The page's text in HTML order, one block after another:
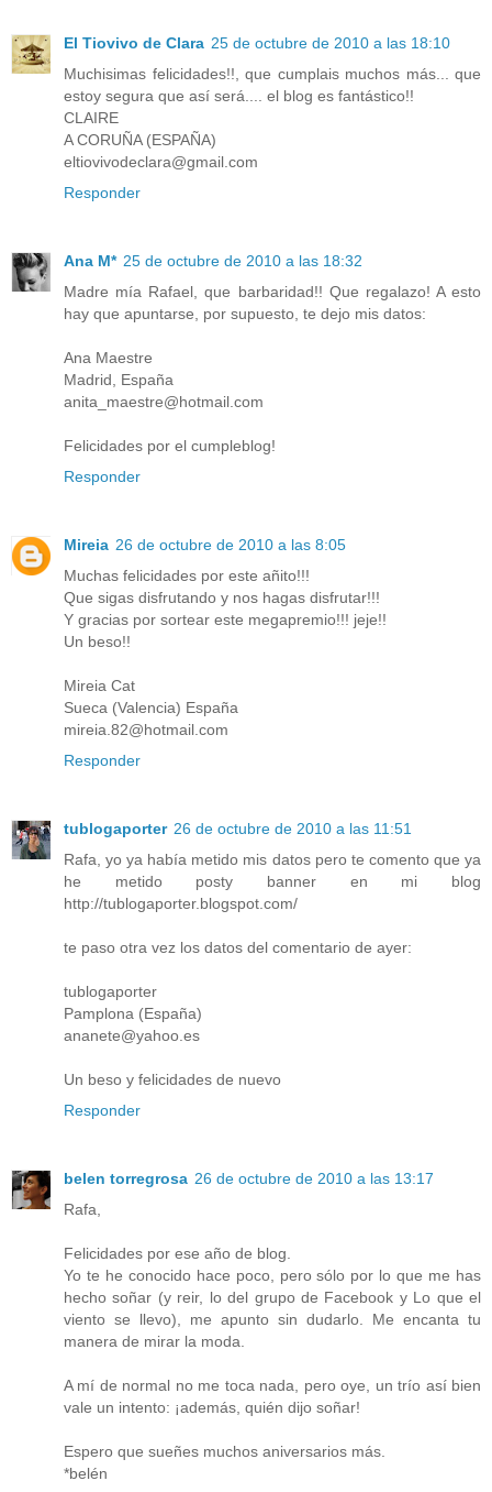
El Tiovivo de Clara 25 de octubre de 2010 a las 18:10
Muchisimas felicidades!!, que cumplais muchos más... que
estoy segura que así será.... el blog es fantástico!!
CLAIRE
A CORUÑA (ESPAÑA)
eltiovivodeclara@gmail.com
Responder
Ana M* 25 de octubre de 2010 a las 18:32
Madre mía Rafael, que barbaridad!! Que regalazo! A esto
hay que apuntarse, por supuesto, te dejo mis datos:
Ana Maestre
Madrid, España
anita_maestre@hotmail.com
Felicidades por el cumpleblog!
Responder
Mireia 26 de octubre de 2010 a las 8:05
Muchas felicidades por este añito!!!
Que sigas disfrutando y nos hagas disfrutar!!!
Y gracias por sortear este megapremio!!! jeje!!
Un beso!!
Mireia Cat
Sueca (Valencia) España
mireia.82@hotmail.com
Responder
tublogaporter 26 de octubre de 2010 a las 11:51
Rafa, yo ya había metido mis datos pero te comento que ya
he metido posty banner en mi blog
http://tublogaporter.blogspot.com/
te paso otra vez los datos del comentario de ayer:
tublogaporter
Pamplona (España)
ananete@yahoo.es
Un beso y felicidades de nuevo
Responder
belen torregrosa 26 de octubre de 2010 a las 13:17
Rafa,
Felicidades por ese año de blog.
Yo te he conocido hace poco, pero sólo por lo que me has
hecho soñar (y reir, lo del grupo de Facebook y Lo que el
viento se llevo), me apunto sin dudarlo. Me encanta tu
manera de mirar la moda.
A mí de normal no me toca nada, pero oye, un trío así bien
vale un intento: ¡además, quién dijo soñar!
Espero que sueñes muchos aniversarios más.
*belén